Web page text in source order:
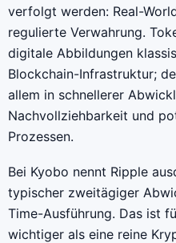
verfolgt werden: Real-
regulierte Verwahrung.
digitale Abbildungen
Blockchain-Infrastruktur;
allem in schnellerer
Nachvollziehbarkeit und
Prozessen.
Bei Kyobo nennt Ripple
typischer zweitägiger
Time-Ausführung. Das ist
wichtiger als eine reine